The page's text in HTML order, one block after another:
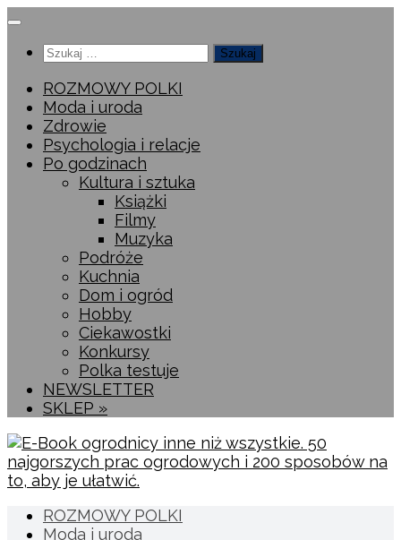
Przeskocz
treściSzukaj:
ROZMOWY POLKI
Moda i uroda
Zdrowie
Psychologia i relacje
Po godzinach
Kultura i sztuka
Książki
Filmy
Muzyka
Podróże
Kuchnia
Dom i ogród
Hobby
Ciekawostki
Konkursy
Polka testuje
NEWSLETTER
SKLEP »
ROZMOWY POLKI
Moda i uroda